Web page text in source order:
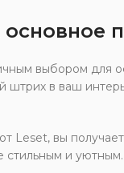
основное
выбором для
штрих в ваш
Leset, вы
стильным и уютным.